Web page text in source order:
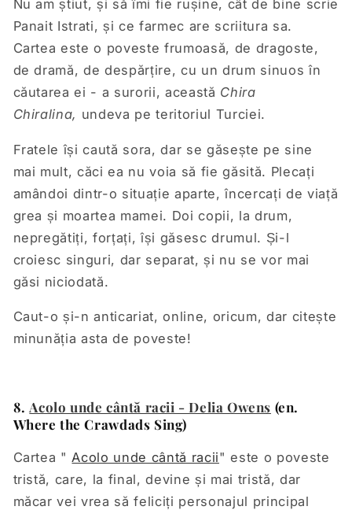
Nu am știut, și să îmi fie rușine, cât de bine scrie
Panait Istrati, și ce farmec are scriitura sa.
Cartea este o poveste frumoasă, de dragoste,
de dramă, de despărțire, cu un drum sinuos în
căutarea ei - a surorii, această Chira
Chiralina, undeva pe teritoriul Turciei.
Fratele își caută sora, dar se găsește pe sine
mai mult, căci ea nu voia să fie găsită. Plecați
amândoi dintr-o situație aparte, încercați de viață
grea și moartea mamei. Doi copii, la drum,
nepregătiți, forțați, își găsesc drumul. Și-l
croiesc singuri, dar separat, și nu se vor mai
găsi niciodată.
Caut-o și-n anticariat, online, oricum, dar citește
minunăția asta de poveste!
8. Acolo unde cântă racii - Delia Owens (en.
Where the Crawdads Sing)
Cartea " Acolo unde cântă racii" este o poveste
tristă, care, la final, devine și mai tristă, dar
măcar vei vrea să feliciți personajul principal